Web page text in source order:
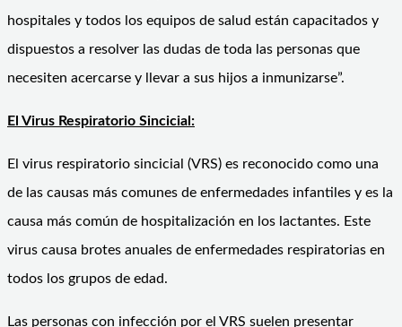
hospitales y todos los equipos de salud están capacitados y
dispuestos a resolver las dudas de toda las personas que
necesiten acercarse y llevar a sus hijos a inmunizarse”.
El Virus Respiratorio Sincicial:
El virus respiratorio sincicial (VRS) es reconocido como una
de las causas más comunes de enfermedades infantiles y es la
causa más común de hospitalización en los lactantes. Este
virus causa brotes anuales de enfermedades respiratorias en
todos los grupos de edad.
Las personas con infección por el VRS suelen presentar